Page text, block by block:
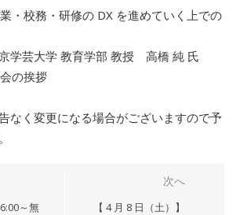
校務・研修の DX を進めていく上での
教育学部 教授 高橋 純 氏
の挨拶
なく変更になる場合がございますので予
～無
次へ
【 4 月 8 日（土）】